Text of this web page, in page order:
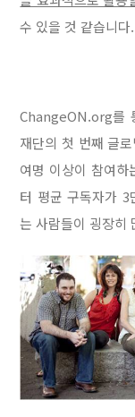
수 있을 것 같습니다.
ChangeON.org를
재단의 첫 번째 글
여명 이상이 참여하
터 평균 구독자가
는 사람들이 굉장히